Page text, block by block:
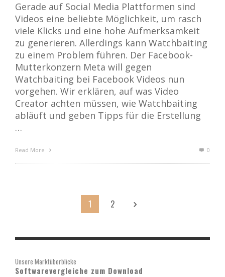
Gerade auf Social Media Plattformen sind
Videos eine beliebte Möglichkeit, um rasch
viele Klicks und eine hohe Aufmerksamkeit
zu generieren. Allerdings kann Watchbaiting
zu einem Problem führen. Der Facebook-
Mutterkonzern Meta will gegen
Watchbaiting bei Facebook Videos nun
vorgehen. Wir erklären, auf was Video
Creator achten müssen, wie Watchbaiting
abläuft und geben Tipps für die Erstellung
…
Read More 0
1 2
Unsere Marktüberblicke
Softwarevergleiche zum Download